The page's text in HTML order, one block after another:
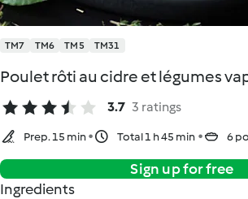
TM7 TM6 TM5 TM31
Poulet rôti au cidre et légumes
3.7 3 ratings
Prep. 15 min Total 1 h 45 min 6
Sign up for free
Ingredients